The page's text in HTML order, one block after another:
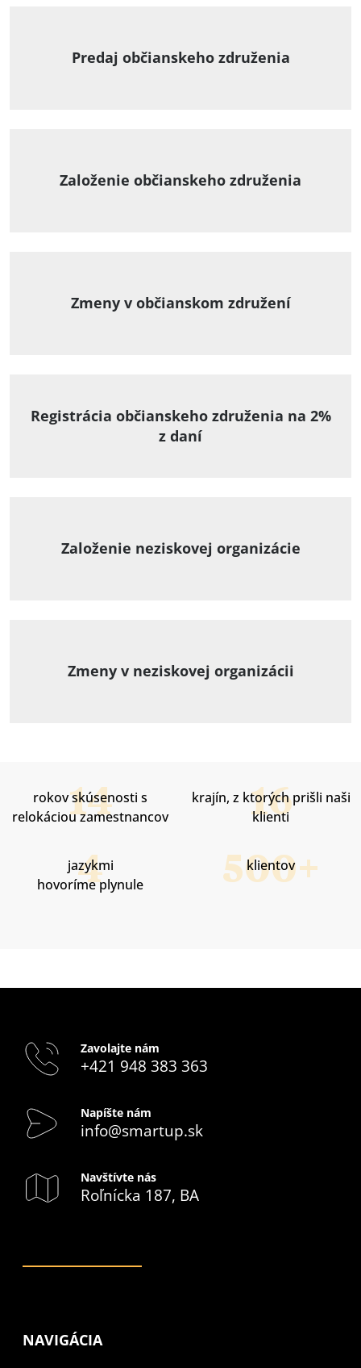
Predaj občianskeho združenia
Založenie občianskeho združenia
Zmeny v občianskom združení
Registrácia občianskeho združenia na 2%
z daní
Založenie neziskovej organizácie
Zmeny v neziskovej organizácii
rokov skúsenosti s
relokáciou zamestnancov
krajín, z ktorých prišli naši
klienti
jazykmi
hovoríme plynule
klientov
Zavolajte nám
+421 948 383 363
Napíšte nám
info@smartup.sk
Navštívte nás
Roľnícka 187, BA
NAVIGÁCIA